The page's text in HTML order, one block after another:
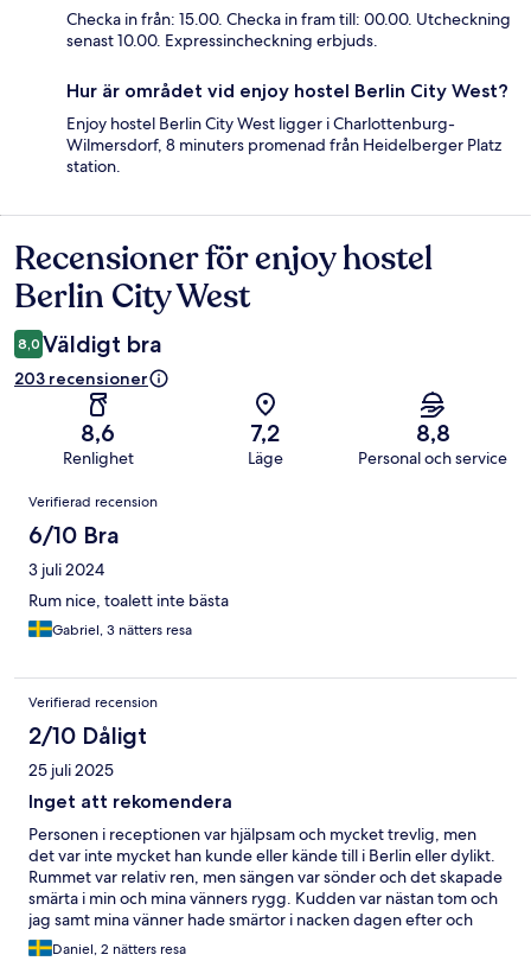
Checka in från: 15.00. Checka in fram till: 00.00. Utcheckning
senast 10.00. Expressincheckning erbjuds.
Hur är området vid enjoy hostel Berlin City West?
Enjoy hostel Berlin City West ligger i Charlottenburg-
Wilmersdorf, 8 minuters promenad från Heidelberger Platz
station.
Recensioner
Recensioner för enjoy hostel
Berlin City West
8,0 Väldigt bra
203 recensioner
8,6
Renlighet
7,2
Läge
8,8
Personal och service
Recensioner
Verifierad recension
6/10 Bra
3 juli 2024
Rum nice, toalett inte bästa
Gabriel, 3 nätters resa
Verifierad recension
2/10 Dåligt
25 juli 2025
Inget att rekomendera
Personen i receptionen var hjälpsam och mycket trevlig, men
det var inte mycket han kunde eller kände till i Berlin eller dylikt.
Rummet var relativ ren, men sängen var sönder och det skapade
smärta i min och mina vänners rygg. Kudden var nästan tom och
jag samt mina vänner hade smärtor i nacken dagen efter och
hade svårt att sova. Frukosten var inte bra.
Daniel, 2 nätters resa